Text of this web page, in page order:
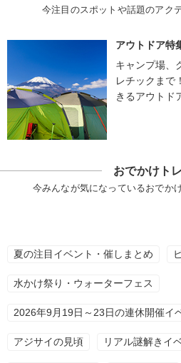
今注目のスポットや話題のアク
アウトドア特
キャンプ場、
レチックまで
きるアウトド
おでかけト
今みんなが気になっているおでか
夏の注目イベント・催しまとめ
水かけ祭り・ウォーターフェス
2026年9月19日～23日の連休開催イ
アジサイの見頃 リアル謎解きイ